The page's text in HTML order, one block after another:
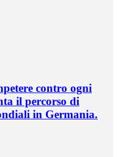
contro ogni
il percorso di
in Germania.